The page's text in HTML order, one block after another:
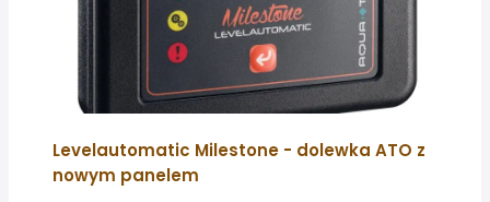
Levelautomatic Milestone - dolewka ATO z
nowym panelem